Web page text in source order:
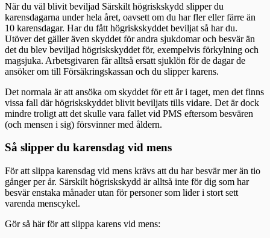
När du väl blivit beviljad Särskilt högriskskydd slipper du
karensdagarna under hela året, oavsett om du har fler eller färre än
10 karensdagar. Har du fått högriskskyddet beviljat så har du.
Utöver det gäller även skyddet för andra sjukdomar och besvär än
det du blev beviljad högriskskyddet för, exempelvis förkylning och
magsjuka. Arbetsgivaren får alltså ersatt sjuklön för de dagar de
ansöker om till Försäkringskassan och du slipper karens.
Det normala är att ansöka om skyddet för ett år i taget, men det finns
vissa fall där högriskskyddet blivit beviljats tills vidare. Det är dock
mindre troligt att det skulle vara fallet vid PMS eftersom besvären
(och mensen i sig) försvinner med åldern.
Så slipper du karensdag vid mens
För att slippa karensdag vid mens krävs att du har besvär mer än tio
gånger per år. Särskilt högriskskydd är alltså inte för dig som har
besvär enstaka månader utan för personer som lider i stort sett
varenda menscykel.
Gör så här för att slippa karens vid mens: